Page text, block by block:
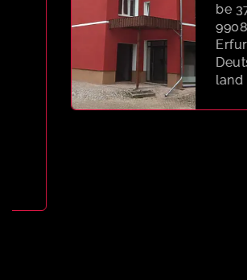
be 37,
99084
Erfurt,
Deutsch
land